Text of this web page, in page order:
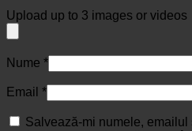
Upload up to 3 images or videos
Nume *
Email *
Salvează-mi numele,